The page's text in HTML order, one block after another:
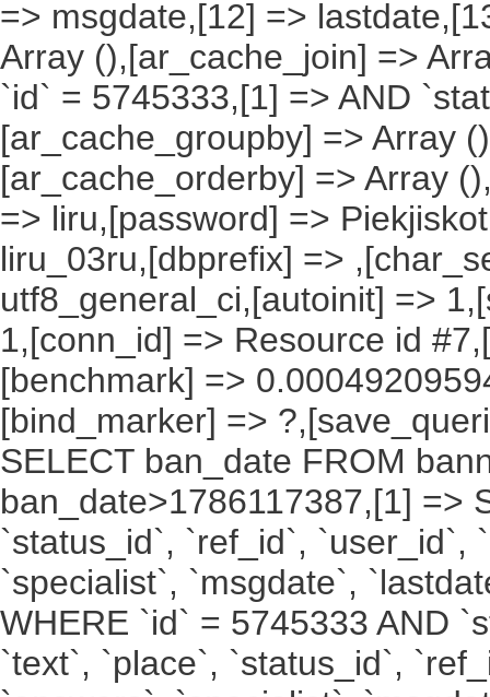
=> msgdate,[12] =>
Array (),[ar_cache_join] =>
`id` = 5745333,[1] => AND
[ar_cache_groupby] => Array
[ar_cache_orderby] => Array
=> liru,[password] =>
liru_03ru,[dbprefix] =>
utf8_general_ci,[autoinit] =>
1,[conn_id] => Resource id
[benchmark] =>
[bind_marker] =>
SELECT ban_date FROM
ban_date>1786117387,[1] =>
`status_id`, `ref_id`, `user_id`,
`specialist`, `msgdate`,
WHERE `id` = 5745333 AND
`text`, `place`, `status_id`,